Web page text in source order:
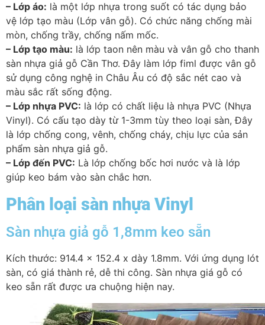
– Lớp áo: là một lớp nhựa trong suốt có tác dụng bảo
vệ lớp tạo màu (Lớp vân gỗ). Có chức năng chống mài
mòn, chống trầy, chống nấm mốc.
– Lớp tạo màu: là lớp taon nên màu và vân gỗ cho thanh
sàn nhựa giả gỗ Cần Thơ. Đây làm lớp fiml được vân gỗ
sử dụng công nghệ in Châu Âu có độ sắc nét cao và
màu sắc rất sống động.
– Lớp nhựa PVC: là lớp có chất liệu là nhựa PVC (Nhựa
Vinyl). Có cấu tạo dày từ 1-3mm tùy theo loại sàn, Đây
là lớp chống cong, vênh, chống cháy, chịu lực của sản
phẩm sàn nhựa giả gỗ.
– Lớp đến PVC: Là lớp chống bốc hơi nước và là lớp
giúp keo bám vào sàn chắc hơn.
Phân loại sàn nhựa Vinyl
Sàn nhựa giả gỗ 1,8mm keo sẵn
Kích thước: 914.4 x 152.4 x dày 1.8mm. Với ứng dụng lót
sàn, có giá thành rẻ, dễ thi công. Sàn nhựa giá gỗ có
keo sẵn rất được ưa chuộng hiện nay.